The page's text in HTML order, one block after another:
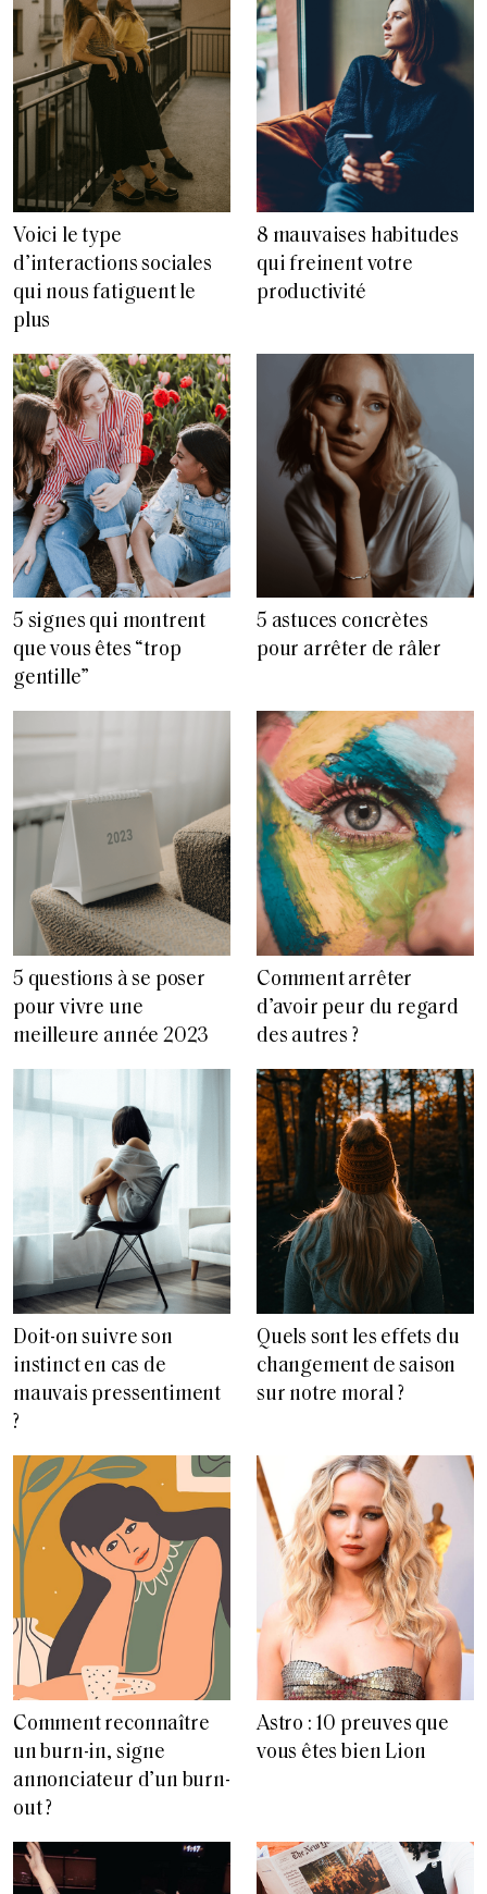
Voici le type
d’interactions sociales
qui nous fatiguent le
plus
8 mauvaises habitudes
qui freinent votre
productivité
5 signes qui montrent
que vous êtes “trop
gentille”
5 astuces concrètes
pour arrêter de râler
5 questions à se poser
pour vivre une
meilleure année 2023
Comment arrêter
d’avoir peur du regard
des autres ?
Doit-on suivre son
instinct en cas de
mauvais pressentiment
?
Quels sont les effets du
changement de saison
sur notre moral ?
Comment reconnaître
un burn-in, signe
annonciateur d’un burn-
out ?
Astro : 10 preuves que
vous êtes bien Lion